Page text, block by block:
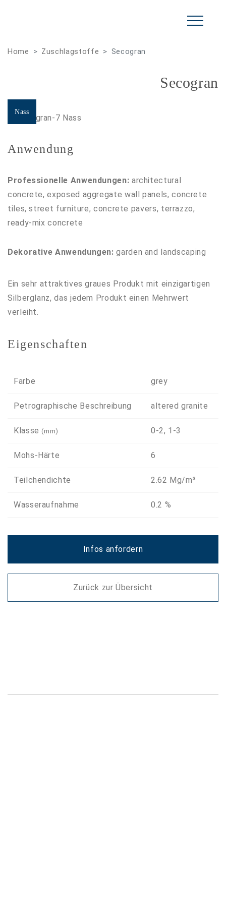
Home Zuschlagstoffe Secogran
Secogran
Nass
Anwendung
Professionelle Anwendungen: architectural
concrete, exposed aggregate wall panels, concrete
tiles, street furniture, concrete pavers, terrazzo,
ready-mix concrete
Dekorative Anwendungen: garden and landscaping
Ein sehr attraktives graues Produkt mit einzigartigen
Silberglanz, das jedem Produkt einen Mehrwert
verleiht.
Eigenschaften
Farbe grey
Petrographische Beschreibung altered granite
Klasse (mm) 0-2, 1-3
Mohs-Härte 6
Teilchendichte 2.62 Mg/m³
Wasseraufnahme 0.2 %
Infos anfordern
Zurück zur Übersicht